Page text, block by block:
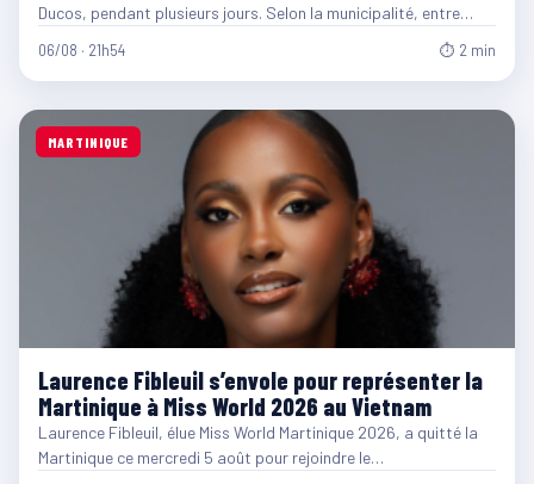
Ducos, pendant plusieurs jours. Selon la municipalité, entre…
06/08 · 21h54 ⏱ 2 min
MARTINIQUE
Laurence Fibleuil s’envole pour représenter la
Martinique à Miss World 2026 au Vietnam
Laurence Fibleuil, élue Miss World Martinique 2026, a quitté la
Martinique ce mercredi 5 août pour rejoindre le…